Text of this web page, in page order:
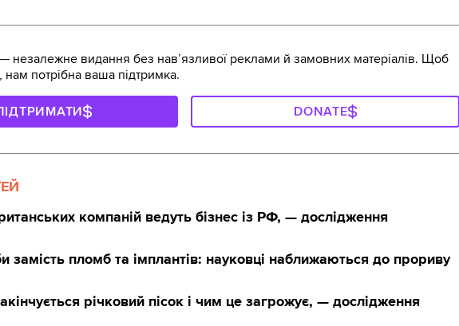
незалежне видання без навʼязливої реклами й замовних матеріалів. Щоб
нам потрібна ваша підтримка.
DONATE
компаній ведуть бізнес із РФ, — дослідження
замість пломб та імплантів: науковці наближаються до прориву
річковий пісок і чим це загрожує, — дослідження